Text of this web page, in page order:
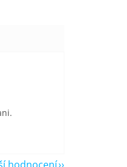
je 5 z 5 hvězdiček.